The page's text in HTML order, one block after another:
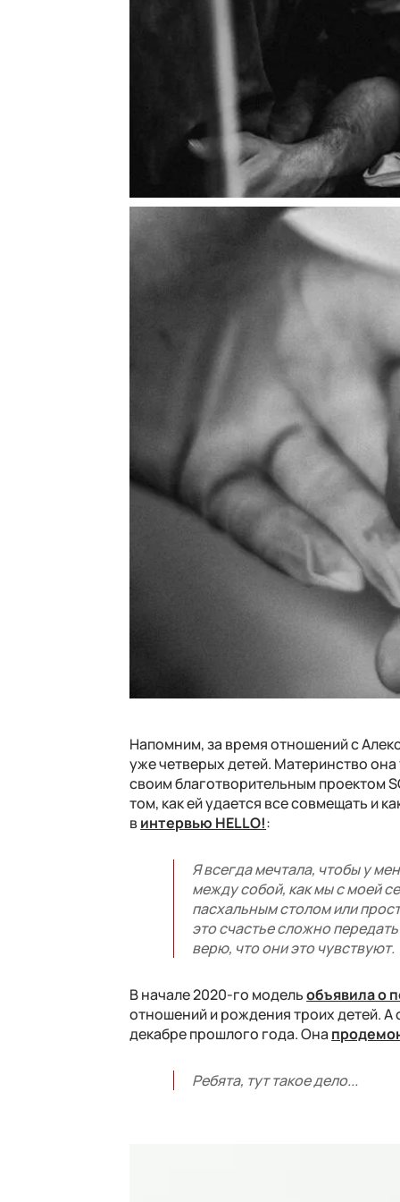
Напомним, за время отношений с
уже четверых детей. Материнство
своим благотворительным проектом
том, как ей удается все совмещать и
винтервью HELLO!:
Я всегда мечтала, чтобы у
между собой, как мы с моей
пасхальным столом или
это счастье сложно
верю, что они это чувствуют.
В начале 2020-го модельобъявила о
отношений и рождения троих детей. А
декабре прошлого года. Она
Ребята, тут такое дело...